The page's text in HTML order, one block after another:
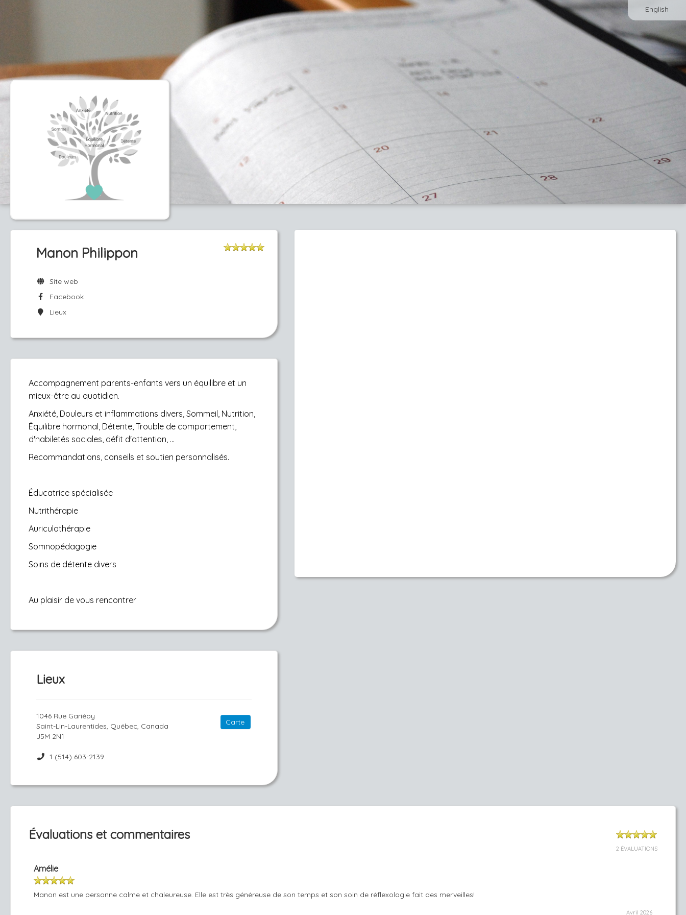
English
Manon Philippon
Site web
Facebook
Lieux
Accompagnement parents-enfants vers un équilibre et un
mieux-être au quotidien.
Anxiété, Douleurs et inflammations divers, Sommeil, Nutrition,
Équilibre hormonal, Détente, Trouble de comportement,
d'habiletés sociales, défit d'attention, ...
Recommandations, conseils et soutien personnalisés.
Éducatrice spécialisée
Nutrithérapie
Auriculothérapie
Somnopédagogie
Soins de détente divers
Au plaisir de vous rencontrer
Lieux
1046 Rue Gariépy
Saint-Lin-Laurentides, Québec, Canada
J5M 2N1
1 (514) 603-2139
Carte
Évaluations et commentaires
2 ÉVALUATIONS
Amélie
Manon est une personne calme et chaleureuse. Elle est très généreuse de son temps et son soin de réflexologie fait des merveilles!
Avril 2026